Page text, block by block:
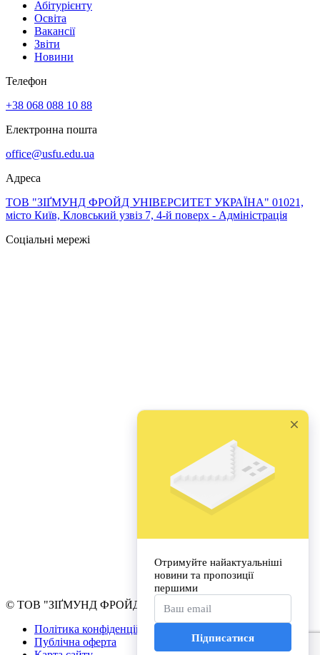
Абітурієнту
Освіта
Вакансії
Звіти
Новини
Телефон
+38 068 088 10 88
Електронна пошта
office@usfu.edu.ua
Адреса
ТОВ "ЗІҐМУНД ФРОЙД УНІВЕРСИТЕТ УКРАЇНА" 01021,
місто Київ, Кловський узвіз 7, 4-й поверх - Адміністрація
Соціальні мережі
© ТОВ "ЗІҐМУНД ФРОЙД УНІВЕРСИТЕТ УКРАЇНА"
Політика конфіденційності
Публічна оферта